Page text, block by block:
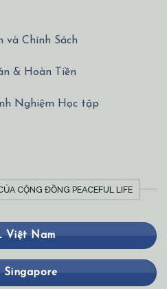
và Chính Sách
& Hoàn Tiền
Nghiệm Học tập
CỘNG ĐỒNG PEACEFUL LIFE
Việt Nam
Singapore